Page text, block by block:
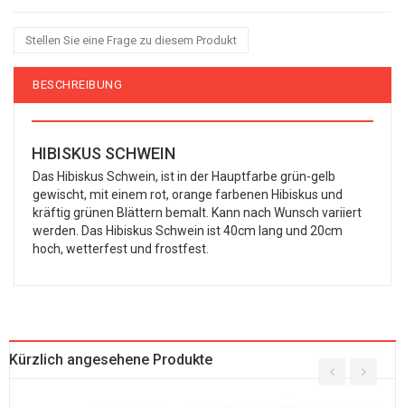
Stellen Sie eine Frage zu diesem Produkt
BESCHREIBUNG
HIBISKUS SCHWEIN
Das Hibiskus Schwein, ist in der Hauptfarbe grün-gelb
gewischt, mit einem rot, orange farbenen Hibiskus und
kräftig grünen Blättern bemalt. Kann nach Wunsch variiert
werden. Das Hibiskus Schwein ist 40cm lang und 20cm
hoch, wetterfest und frostfest.
Kürzlich angesehene Produkte